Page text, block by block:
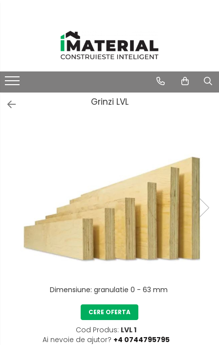
Grinzi LVL
Dimensiune: granulatie 0 - 63 mm
CERE OFERTA
Cod Produs: LVL 1
Ai nevoie de ajutor? +4 0744795795